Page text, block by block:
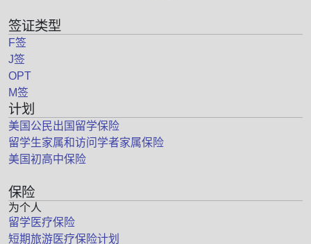
签证类型
F签
J签
OPT
M签
计划
美国公民出国留学保险
留学生家属和访问学者家属保险
美国初高中保险
保险
为个人
留学医疗保险
短期旅游医疗保险计划